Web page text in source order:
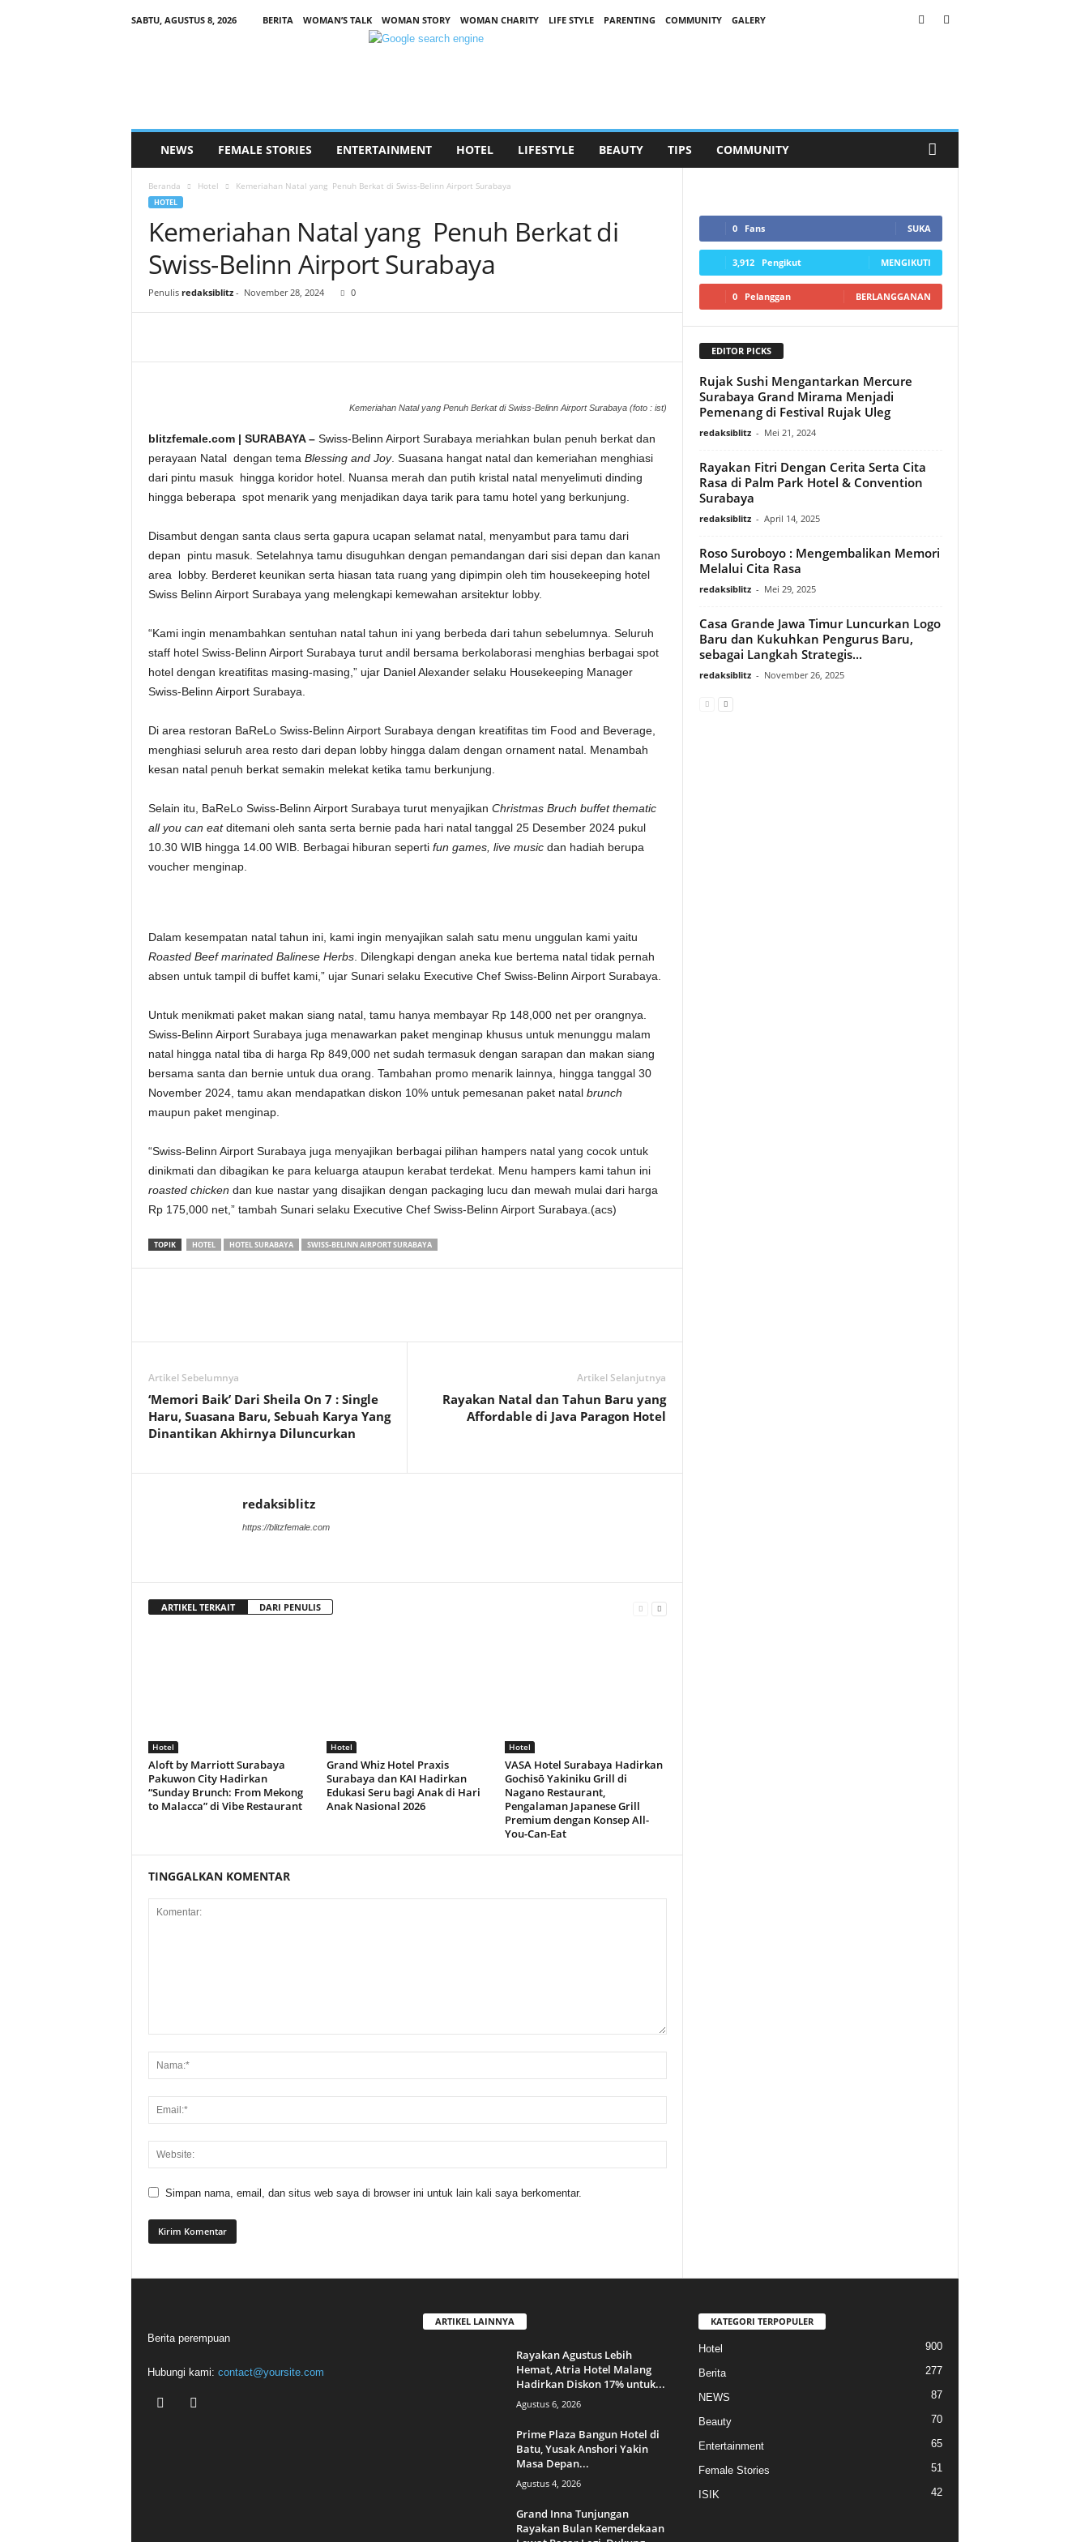
SABTU, AGUSTUS 8, 2026 BERITA WOMAN’S TALK WOMAN STORY WOMAN CHARITY LIFE STYLE PARENTING COMMUNITY
GALERY
NEWS FEMALE STORIES ENTERTAINMENT HOTEL LIFESTYLE BEAUTY TIPS COMMUNITY
Beranda Hotel Kemeriahan Natal yang Penuh Berkat di Swiss-Belinn Airport Surabaya
HOTEL
Kemeriahan Natal yang Penuh Berkat di
Swiss-Belinn Airport Surabaya
Penulis redaksiblitz- November 28, 2024 0
Kemeriahan Natal yang Penuh Berkat di Swiss-Belinn Airport Surabaya (foto : ist)
blitzfemale.com | SURABAYA –Swiss-Belinn Airport Surabaya meriahkan bulan penuh berkat dan
perayaan Natal dengan tema Blessing and Joy. Suasana hangat natal dan kemeriahan menghiasi
dari pintu masuk hingga koridor hotel. Nuansa merah dan putih kristal natal menyelimuti dinding
hingga beberapa spot menarik yang menjadikan daya tarik para tamu hotel yang berkunjung.
Disambut dengan santa claus serta gapura ucapan selamat natal, menyambut para tamu dari
depan pintu masuk. Setelahnya tamu disuguhkan dengan pemandangan dari sisi depan dan kanan
area lobby. Berderet keunikan serta hiasan tata ruang yang dipimpin oleh tim housekeeping hotel
Swiss Belinn Airport Surabaya yang melengkapi kemewahan arsitektur lobby.
“Kami ingin menambahkan sentuhan natal tahun ini yang berbeda dari tahun sebelumnya. Seluruh
staff hotel Swiss-Belinn Airport Surabaya turut andil bersama berkolaborasi menghias berbagai spot
hotel dengan kreatifitas masing-masing,” ujar Daniel Alexander selaku Housekeeping Manager
Swiss-Belinn Airport Surabaya.
Di area restoran BaReLo Swiss-Belinn Airport Surabaya dengan kreatifitas tim Food and Beverage,
menghiasi seluruh area resto dari depan lobby hingga dalam dengan ornament natal. Menambah
kesan natal penuh berkat semakin melekat ketika tamu berkunjung.
Selain itu, BaReLo Swiss-Belinn Airport Surabaya turut menyajikan Christmas Bruch buffet thematic
all you can eatditemani oleh santa serta bernie pada hari natal tanggal 25 Desember 2024 pukul
10.30 WIB hingga 14.00 WIB. Berbagai hiburan seperti fun games, live music dan hadiah berupa
voucher menginap.
Dalam kesempatan natal tahun ini, kami ingin menyajikan salah satu menu unggulan kami yaitu
Roasted Beef marinated Balinese Herbs. Dilengkapi dengan aneka kue bertema natal tidak pernah
absen untuk tampil di buffet kami,” ujar Sunari selaku Executive Chef Swiss-Belinn Airport Surabaya.
Untuk menikmati paket makan siang natal, tamu hanya membayar Rp 148,000 net per orangnya.
Swiss-Belinn Airport Surabaya juga menawarkan paket menginap khusus untuk menunggu malam
natal hingga natal tiba di harga Rp 849,000 net sudah termasuk dengan sarapan dan makan siang
bersama santa dan bernie untuk dua orang. Tambahan promo menarik lainnya, hingga tanggal 30
November 2024, tamu akan mendapatkan diskon 10% untuk pemesanan paket natal brunch
maupun paket menginap.
“Swiss-Belinn Airport Surabaya juga menyajikan berbagai pilihan hampers natal yang cocok untuk
dinikmati dan dibagikan ke para keluarga ataupun kerabat terdekat. Menu hampers kami tahun ini
roasted chicken dan kue nastar yang disajikan dengan packaging lucu dan mewah mulai dari harga
Rp 175,000 net,” tambah Sunari selaku Executive Chef Swiss-Belinn Airport Surabaya.(acs)
TOPIK HOTEL HOTEL SURABAYA SWISS-BELINN AIRPORT SURABAYA
Artikel Sebelumnya
‘Memori Baik’ Dari Sheila On 7 : Single
Haru, Suasana Baru, Sebuah Karya Yang
Dinantikan Akhirnya Diluncurkan
Artikel Selanjutnya
Rayakan Natal dan Tahun Baru yang
Affordable di Java Paragon Hotel
redaksiblitz
https://blitzfemale.com
ARTIKEL TERKAIT DARI PENULIS
Hotel
Aloft by Marriott Surabaya
Pakuwon City Hadirkan
“Sunday Brunch: From Mekong
to Malacca” di Vibe Restaurant
Hotel
Grand Whiz Hotel Praxis
Surabaya dan KAI Hadirkan
Edukasi Seru bagi Anak di Hari
Anak Nasional 2026
Hotel
VASA Hotel Surabaya Hadirkan
Gochisō Yakiniku Grill di
Nagano Restaurant,
Pengalaman Japanese Grill
Premium dengan Konsep All-
You-Can-Eat
TINGGALKAN KOMENTAR
Simpan nama, email, dan situs web saya di browser ini untuk lain kali saya berkomentar.
0 Fans SUKA
3,912 Pengikut MENGIKUTI
0 Pelanggan BERLANGGANAN
EDITOR PICKS
Rujak Sushi Mengantarkan Mercure
Surabaya Grand Mirama Menjadi
Pemenang di Festival Rujak Uleg
redaksiblitz - Mei 21, 2024
Rayakan Fitri Dengan Cerita Serta Cita
Rasa di Palm Park Hotel & Convention
Surabaya
redaksiblitz - April 14, 2025
Roso Suroboyo : Mengembalikan Memori
Melalui Cita Rasa
redaksiblitz - Mei 29, 2025
Casa Grande Jawa Timur Luncurkan Logo
Baru dan Kukuhkan Pengurus Baru,
sebagai Langkah Strategis...
redaksiblitz - November 26, 2025
Berita perempuan
Hubungi kami: contact@yoursite.com
ARTIKEL LAINNYA
Rayakan Agustus Lebih
Hemat, Atria Hotel Malang
Hadirkan Diskon 17% untuk...
Agustus 6, 2026
Prime Plaza Bangun Hotel di
Batu, Yusak Anshori Yakin
Masa Depan...
Agustus 4, 2026
Grand Inna Tunjungan
Rayakan Bulan Kemerdekaan
KATEGORI TERPOPULER
Hotel 900
Berita 277
NEWS 87
Beauty 70
Entertainment 65
Female Stories 51
ISIK 42